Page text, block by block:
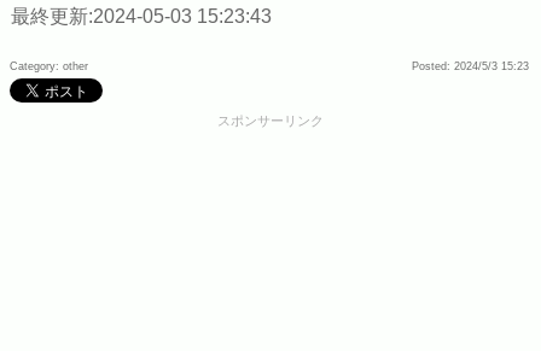
最終更新:2024-05-03 15:23:43
Category: other Posted: 2024/5/3 15:23
スポンサーリンク